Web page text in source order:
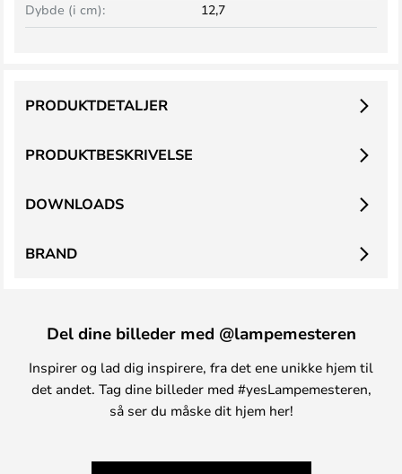
Dybde (i cm): 12,7
PRODUKTBESKRIVELSE
PRODUKTDETALJER
DOWNLOADS
BRAND
Del dine billeder med @lampemesteren
Inspirer og lad dig inspirere, fra det ene unikke hjem til
det andet. Tag dine billeder med #yesLampemesteren,
så ser du måske dit hjem her!